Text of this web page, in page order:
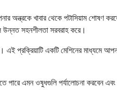
অন্ত্রকে খাবার থেকে পটাসিয়াম
উন্নত সহনশীলতা সরবরাহ করে।
প্রক্রিয়াটি একটি মেশিনের মাধ্যমে
পারে এমন ওষুধগুলি পর্যালোচনা করবেন